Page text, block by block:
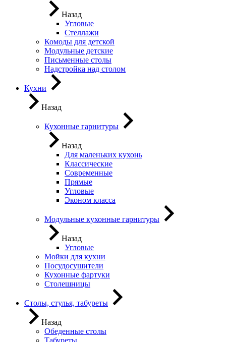
Назад
Угловые
Стеллажи
Комоды для детской
Модульные детские
Письменные столы
Надстройка над столом
Кухни
Назад
Кухонные гарнитуры
Назад
Для маленьких кухонь
Классические
Современные
Прямые
Угловые
Эконом класса
Модульные кухонные гарнитуры
Назад
Угловые
Мойки для кухни
Посудосушители
Кухонные фартуки
Столешницы
Столы, стулья, табуреты
Назад
Обеденные столы
Табуреты